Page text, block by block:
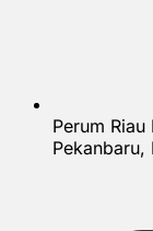
Perum
Pekanbaru,